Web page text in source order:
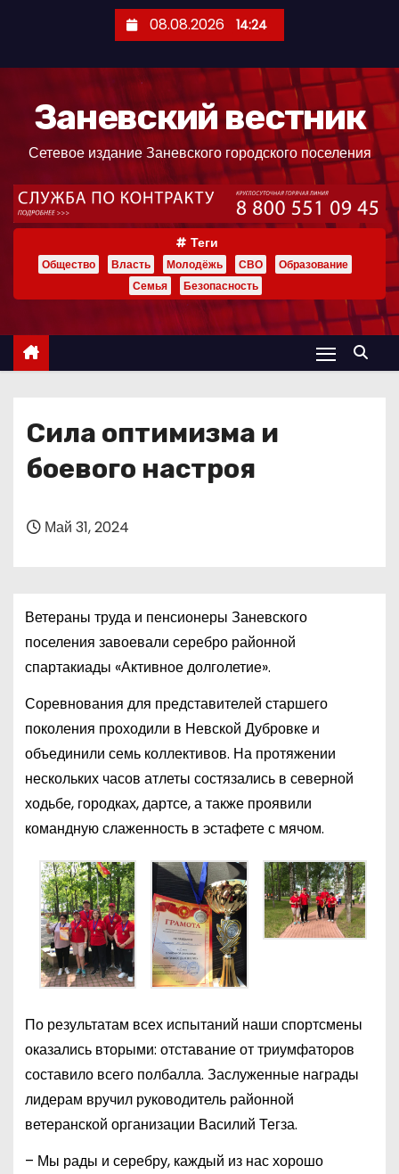
ж
08.08.2026 14:24
Заневский вестник
Сетевое издание Заневского городского поселения
Теги
Общество Власть Молодёжь СВО
Образование
Семья
Безопасность
Сила оптимизма и
боевого настроя
Май 31, 2024
Ветераны труда и пенсионеры Заневского
поселения завоевали серебро районной
спартакиады «Активное долголетие».
Соревнования для представителей старшего
поколения проходили в Невской Дубровке и
объединили семь коллективов. На протяжении
нескольких часов атлеты состязались в северной
ходьбе, городках, дартсе, а также проявили
командную слаженность в эстафете с мячом.
По результатам всех испытаний наши спортсмены
оказались вторыми: отставание от триумфаторов
составило всего полбалла. Заслуженные награды
лидерам вручил руководитель районной
ветеранской организации Василий Тегза.
– Мы рады и серебру, каждый из нас хорошо